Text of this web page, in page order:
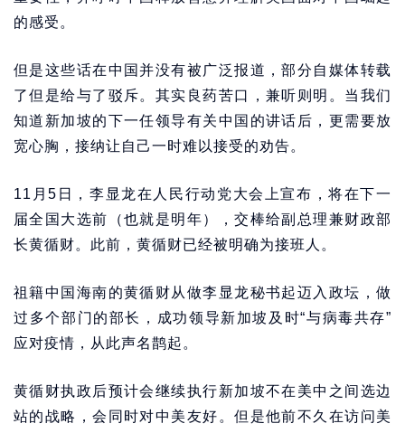
的感受。
但是这些话在中国并没有被广泛报道，部分自媒体转载
了但是给与了驳斥。其实良药苦口，兼听则明。当我们
知道新加坡的下一任领导有关中国的讲话后，更需要放
宽心胸，接纳让自己一时难以接受的劝告。
11月5日，李显龙在人民行动党大会上宣布，将在下一
届全国大选前（也就是明年），交棒给副总理兼财政部
长黄循财。此前，黄循财已经被明确为接班人。
祖籍中国海南的黄循财从做李显龙秘书起迈入政坛，做
过多个部门的部长，成功领导新加坡及时“与病毒共存”
应对疫情，从此声名鹊起。
黄循财执政后预计会继续执行新加坡不在美中之间选边
站的战略，会同时对中美友好。但是他前不久在访问美